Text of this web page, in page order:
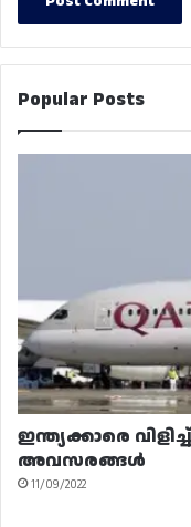
Popular Posts
ഇന്ത്യക്കാരെ
അവസരങ്ങൾ
11/09/2022